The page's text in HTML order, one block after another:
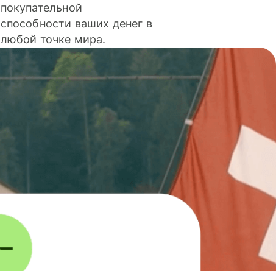
покупательной
способности ваших денег в
любой точке мира.